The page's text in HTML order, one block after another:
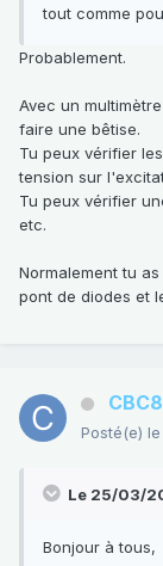
tout comme
Probablement.
Avec un
faire une bêtise.
Tu peux vérifier
tension sur
Tu peux vérifier
etc.
Normalement tu
pont de diodes et
Posté(e)
Le 25/03/
Bonjour à tous,